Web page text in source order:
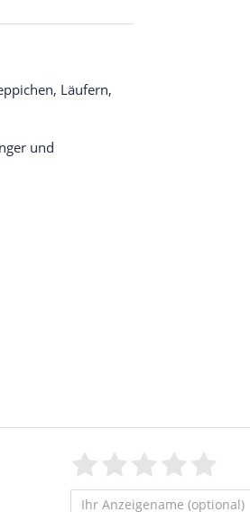
Läufern,
und
Bewertungssterne
4
von
3
von
2
von
1
von